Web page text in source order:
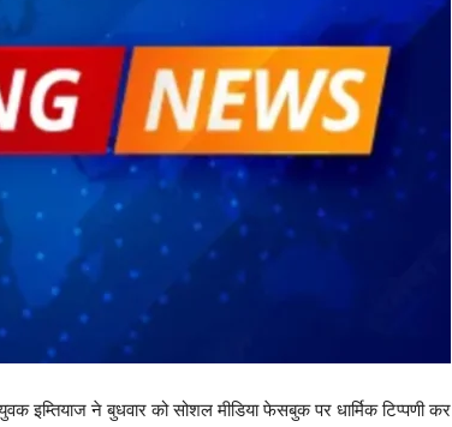
इम्तियाज ने बुधवार को सोशल मीडिया फेसबुक पर धार्मिक टिप्पणी कर